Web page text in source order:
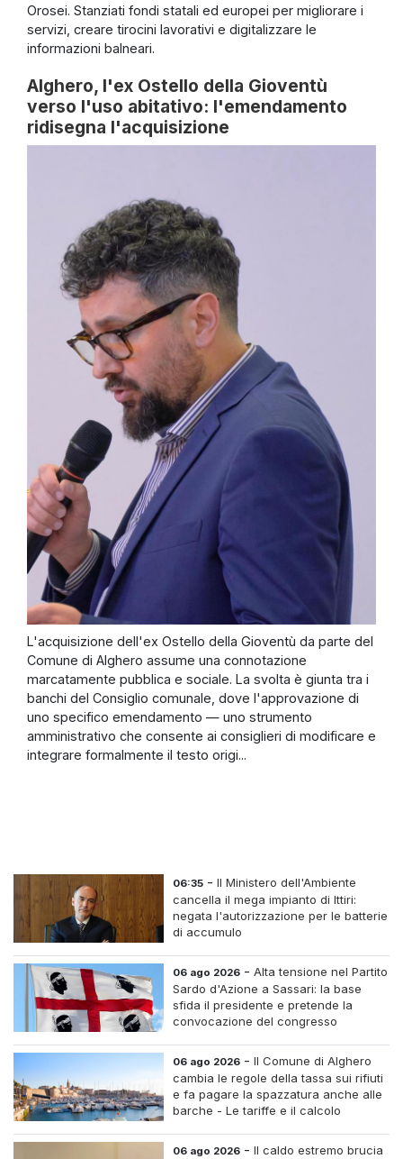
Orosei. Stanziati fondi statali ed europei per migliorare i
servizi, creare tirocini lavorativi e digitalizzare le
informazioni balneari.
Alghero, l'ex Ostello della Gioventù
verso l'uso abitativo: l'emendamento
ridisegna l'acquisizione
L'acquisizione dell'ex Ostello della Gioventù da parte del
Comune di Alghero assume una connotazione
marcatamente pubblica e sociale. La svolta è giunta tra i
banchi del Consiglio comunale, dove l'approvazione di
uno specifico emendamento — uno strumento
amministrativo che consente ai consiglieri di modificare e
integrare formalmente il testo origi...
06:35 -Il Ministero dell'Ambiente
cancella il mega impianto di Ittiri:
negata l'autorizzazione per le batterie
di accumulo
06 ago 2026 -Alta tensione nel Partito
Sardo d'Azione a Sassari: la base
sfida il presidente e pretende la
convocazione del congresso
06 ago 2026 -Il Comune di Alghero
cambia le regole della tassa sui rifiuti
e fa pagare la spazzatura anche alle
barche - Le tariffe e il calcolo
06 ago 2026 -Il caldo estremo brucia